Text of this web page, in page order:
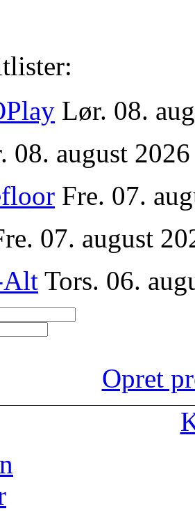
Lør. 08.
08. august
Fre. 07.
07. august
Alt Tors. 06.
Opret